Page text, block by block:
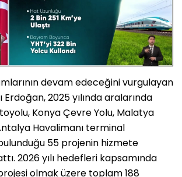
devam edeceğini vurgulayan
2025 yılında aralarında
Konya Çevre Yolu, Malatya
Havalimanı terminal
55 projenin hizmete
2026 yılı hedefleri kapsamında
olmak üzere toplam 188